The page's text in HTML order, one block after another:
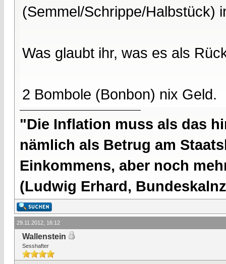
(Semmel/Schrippe/Halbstück)
Was glaubt ihr, was es als
2 Bombole (Bonbon) nix Geld.
"Die Inflation muss als das
nämlich als Betrug am
Einkommens, aber noch
(Ludwig Erhard,
29.11.2012, 16:12
Wallenstein
Sesshafter